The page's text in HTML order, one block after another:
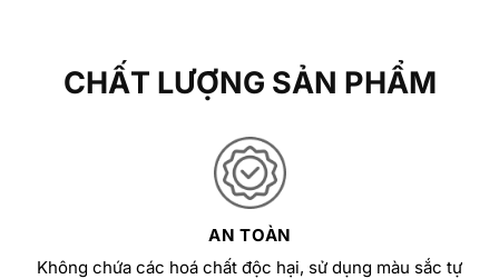
CHẤT LƯỢNG SẢN PHẨM
AN TOÀN
Không chứa các hoá chất độc hại, sử dụng màu sắc tự